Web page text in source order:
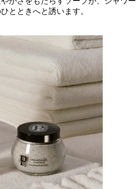
とときへと誘います。